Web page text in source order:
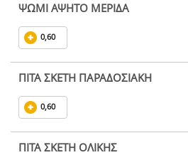
ΨΩΜΙ ΑΨΗΤΟ ΜΕΡΙΔΑ
0,60
ΠΙΤΑ ΣΚΕΤΗ ΠΑΡΑΔΟΣΙΑΚΗ
0,60
ΠΙΤΑ ΣΚΕΤΗ ΟΛΙΚΗΣ